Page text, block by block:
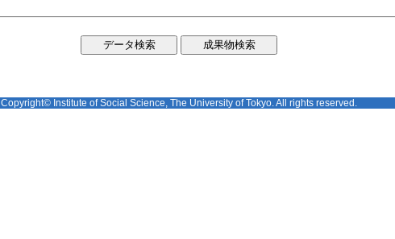
Copyright© Institute of Social Science, The University of Tokyo. All rights reserved.